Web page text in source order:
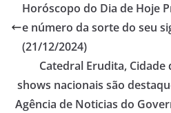
Horóscopo do Dia de Hoje
e número da sorte do seu
(21/12/2024)
Catedral Erudita,
shows nacionais são
Agência de Noticias do